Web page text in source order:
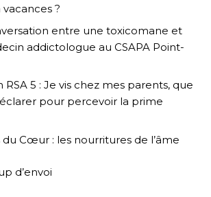
?
entre une toxicomane et
addictologue au CSAPA Point-
RSA 5 : Je vis chez mes parents, que
pour percevoir la prime
Cœur : les nourritures de l’âme
d’envoi